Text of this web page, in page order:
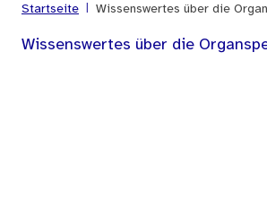
Startseite Wissenswertes über die
Wissenswertes über die